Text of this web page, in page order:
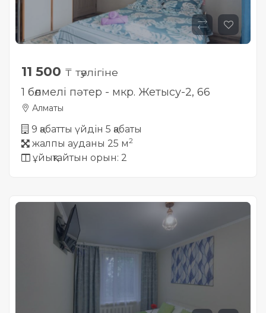
11 500 ₸ тәулігіне
1 бөлмелі пәтер - мкр. Жетысу-2, 66
Алматы
9 қабатты үйдін 5 қабаты
жалпы ауданы 25 м2
ұйықтайтын орын: 2